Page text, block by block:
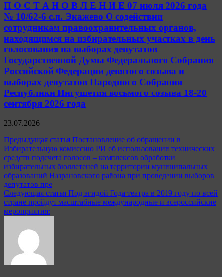
П О С Т А Н О В Л Е Н И Е 07 июля 2026 года
№ 10/62-6 с.п. Экажево О содействии
сотрудникам правоохранительных органов,
находящимся на избирательных участках в день
голосования на выборах депутатов
Государственной Думы Федерального Собрания
Российской Федерации девятого созыва и
выборах депутатов Народного Собрания
Республики Ингушетия восьмого созыва 18-20
сентября 2026 года
23.07.2026
Навигация
по
записям
Предыдущая статья Постановление об обращении в
Избирательную комиссию РИ об использовании технических
средств подсчета голосов – комплексов обработки
избирательных бюллетеней на территории муниципальных
образований Назрановского района при проведении выборов
депутатов пре
Следующая статья Под эгидой Года театра в 2019 году по всей
стране пройдут масштабные международные и всероссийские
мероприятия: